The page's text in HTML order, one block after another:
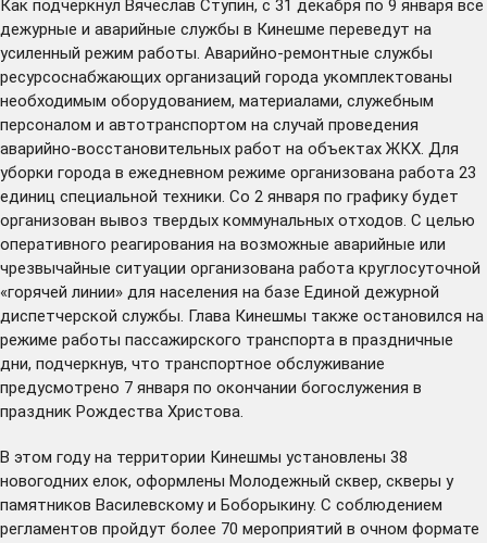
Как подчеркнул Вячеслав Ступин, с 31 декабря по 9 января все
дежурные и аварийные службы в Кинешме переведут на
усиленный режим работы. Аварийно-ремонтные службы
ресурсоснабжающих организаций города укомплектованы
необходимым оборудованием, материалами, служебным
персоналом и автотранспортом на случай проведения
аварийно-восстановительных работ на объектах ЖКХ. Для
уборки города в ежедневном режиме организована работа 23
единиц специальной техники. Со 2 января по графику будет
организован вывоз твердых коммунальных отходов. С целью
оперативного реагирования на возможные аварийные или
чрезвычайные ситуации организована работа круглосуточной
«горячей линии» для населения на базе Единой дежурной
диспетчерской службы. Глава Кинешмы также остановился на
режиме работы пассажирского транспорта в праздничные
дни, подчеркнув, что транспортное обслуживание
предусмотрено 7 января по окончании богослужения в
праздник Рождества Христова.
В этом году на территории Кинешмы установлены 38
новогодних елок, оформлены Молодежный сквер, скверы у
памятников Василевскому и Боборыкину. С соблюдением
регламентов пройдут более 70 мероприятий в очном формате